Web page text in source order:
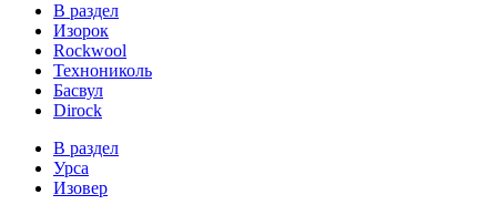
В раздел
Изорок
Rockwool
Технониколь
Басвул
Dirock
В раздел
Урса
Изовер